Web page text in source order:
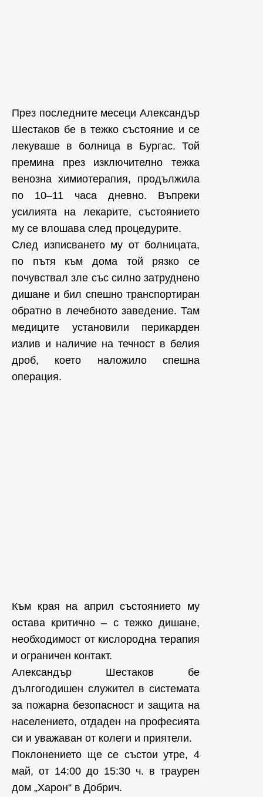
През последните месеци Александър
Шестаков бе в тежко състояние и се
лекуваше в болница в Бургас. Той
премина през изключително тежка
венозна химиотерапия, продължила
по 10–11 часа дневно. Въпреки
усилията на лекарите, състоянието
му се влошава след процедурите.
След изписването му от болницата,
по пътя към дома той рязко се
почувствал зле със силно затруднено
дишане и бил спешно транспортиран
обратно в лечебното заведение. Там
медиците установили перикарден
излив и наличие на течност в белия
дроб, което наложило спешна
операция.
Към края на април състоянието му
остава критично – с тежко дишане,
необходимост от кислородна терапия
и ограничен контакт.
Александър Шестаков бе
дългогодишен служител в системата
за пожарна безопасност и защита на
населението, отдаден на професията
си и уважаван от колеги и приятели.
Поклонението ще се състои утре, 4
май, от 14:00 до 15:30 ч. в траурен
дом „Харон“ в Добрич.